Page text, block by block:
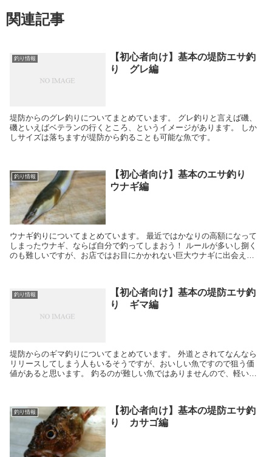
関連記事
釣り情報
【初心者向け】基本の堤防エサ釣
り グレ編
堤防からのグレ釣りについてまとめています。 グレ釣りと言えば磯、
磯といえばベテランの行くところ、というイメージがあります。 しか
しサイズは落ちますが堤防から釣ることも可能な魚です。
釣り情報
【初心者向け】基本のエサ釣り
ウナギ編
ウナギ釣りについてまとめています。 最近ではかなりの高額になって
しまったウナギ、ならば自分で釣ってしまおう！ ルールが多いし捌く
のも難しいですが、お店ではお目にかかれない巨大ウナギに出会える
釣り情報
【初心者向け】基本の堤防エサ釣
り ギマ編
堤防からのギマ釣りについてまとめています。 外道とされてなんなら
リリースしてしまう人もいるそうですが、おいしい魚ですので狙う価
値があると思います。 釣るのが難しい魚ではありませんので、軽い気
釣り情報
【初心者向け】基本の堤防エサ釣
り カサゴ編